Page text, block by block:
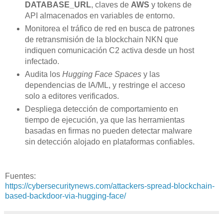
DATABASE_URL, claves de AWS y tokens de
API almacenados en variables de entorno.
Monitorea el tráfico de red en busca de patrones
de retransmisión de la blockchain NKN que
indiquen comunicación C2 activa desde un host
infectado.
Audita los Hugging Face Spacesy las
dependencias de IA/ML, y restringe el acceso
solo a editores verificados.
Despliega detección de comportamiento en
tiempo de ejecución, ya que las herramientas
basadas en firmas no pueden detectar malware
sin detección alojado en plataformas confiables.
Fuentes:
https://cybersecuritynews.com/attackers-spread-blockchain-
based-backdoor-via-hugging-face/